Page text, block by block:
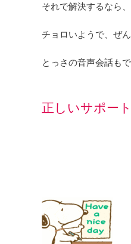
それで解決するなら
チョロいようで、ぜ
とっさの音声会話も
正しいサポー